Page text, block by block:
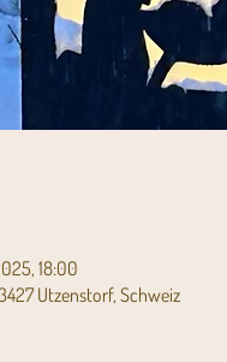
18:00
Utzenstorf, Schweiz